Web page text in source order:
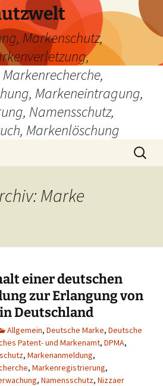
Markenschutz,
Markeneintragung,
Namensschutz,
Markenlöschung
Suchen
nach:
Marke
einer deutschen
zur Erlangung von
Deutschland
Allgemein, Deutsche Marke, Deutsche
Patent- und Markenamt, DPMA,
, Markenanmeldung,
, Markenregistrierung,
, Namensschutz, Nizzaer